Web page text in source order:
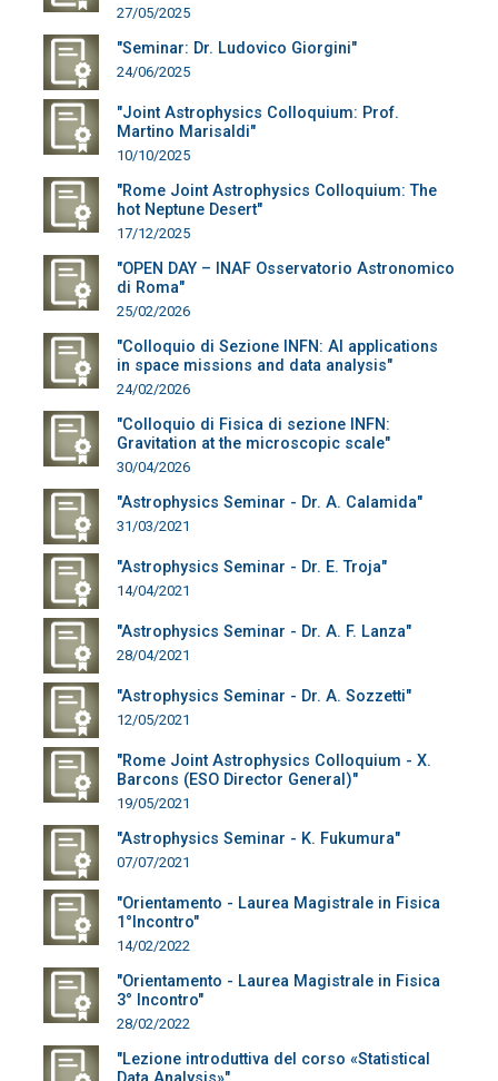
27/05/2025
"Seminar: Dr. Ludovico Giorgini"
24/06/2025
"Joint Astrophysics Colloquium: Prof.
Martino Marisaldi"
10/10/2025
"Rome Joint Astrophysics Colloquium: The
hot Neptune Desert"
17/12/2025
"OPEN DAY – INAF Osservatorio Astronomico
di Roma"
25/02/2026
"Colloquio di Sezione INFN: AI applications
in space missions and data analysis"
24/02/2026
"Colloquio di Fisica di sezione INFN:
Gravitation at the microscopic scale"
30/04/2026
"Astrophysics Seminar - Dr. A. Calamida"
31/03/2021
"Astrophysics Seminar - Dr. E. Troja"
14/04/2021
"Astrophysics Seminar - Dr. A. F. Lanza"
28/04/2021
"Astrophysics Seminar - Dr. A. Sozzetti"
12/05/2021
"Rome Joint Astrophysics Colloquium - X.
Barcons (ESO Director General)"
19/05/2021
"Astrophysics Seminar - K. Fukumura"
07/07/2021
"Orientamento - Laurea Magistrale in Fisica
1°Incontro"
14/02/2022
"Orientamento - Laurea Magistrale in Fisica
3° Incontro"
28/02/2022
"Lezione introduttiva del corso «Statistical